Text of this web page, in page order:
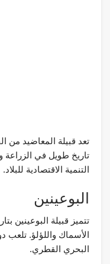
تعد قبيلة المعاضيد من
تاريخ طويل في الزراعة
التنمية الاقتصادية للبلاد.
البوعينين
تتميز قبيلة البوعينين
الأسماك واللؤلؤ. تلعب
البحري القطري.